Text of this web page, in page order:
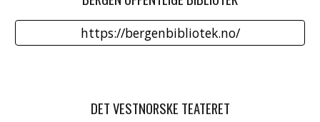
https://bergenbibliotek.no/
DET VESTNORSKE TEATERET